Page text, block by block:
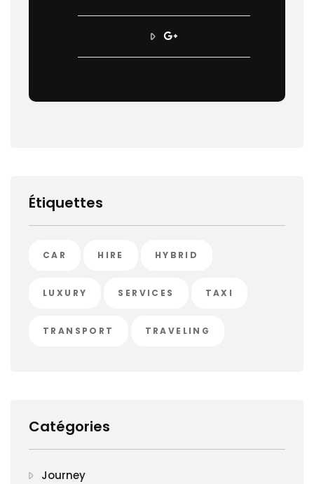
Étiquettes
CAR HIRE HYBRID
LUXURY SERVICES TAXI
TRANSPORT TRAVELING
Catégories
Journey